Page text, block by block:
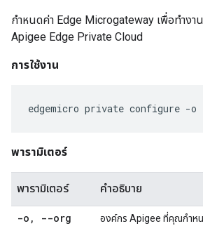
กำหนดค่า Edge Microgateway เพื่อทำงา
Apigee Edge Private Cloud
การใช้งาน
edgemicro private configure -o
พารามิเตอร์
พารามิเตอร์ คำอธิบาย
-o , --org
องค์กร Apigee ที่คุณกำห